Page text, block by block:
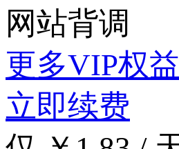
网站背调
更多VIP权益
立即续费